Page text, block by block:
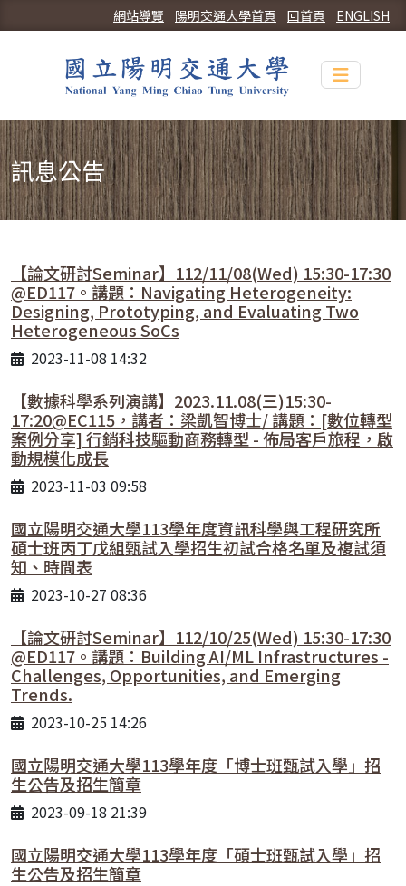
ENGLISH
回首頁
陽明交通大學首頁
網站導覽
Toggle
訊息公告
【論文研討Seminar】112/11/08(Wed) 15:30-17:30
@ED117。講題：Navigating Heterogeneity:
Designing, Prototyping, and Evaluating Two
Heterogeneous SoCs
2023-11-08 14:32
【數據科學系列演講】2023.11.08(三)15:30-
17:20@EC115，講者：梁凱智博士/ 講題：[數位轉型
案例分享] 行銷科技驅動商務轉型 - 佈局客戶旅程，啟
動規模化成長
2023-11-03 09:58
國立陽明交通大學113學年度資訊科學與工程研究所
碩士班丙丁戊組甄試入學招生初試合格名單及複試須
知、時間表
2023-10-27 08:36
【論文研討Seminar】112/10/25(Wed) 15:30-17:30
@ED117。講題：Building AI/ML Infrastructures -
Challenges, Opportunities, and Emerging
Trends.
2023-10-25 14:26
國立陽明交通大學113學年度「博士班甄試入學」招
生公告及招生簡章
2023-09-18 21:39
國立陽明交通大學113學年度「碩士班甄試入學」招
生公告及招生簡章